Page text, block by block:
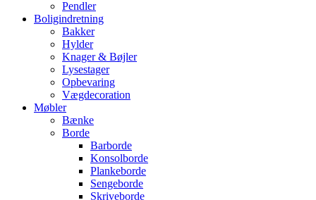
Pendler
Boligindretning
Bakker
Hylder
Knager & Bøjler
Lysestager
Opbevaring
Vægdecoration
Møbler
Bænke
Borde
Barborde
Konsolborde
Plankeborde
Sengeborde
Skriveborde